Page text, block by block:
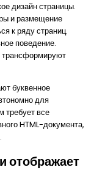
дизайн страницы.
и размещение
к ряду страниц.
поведение.
трансформируют
буквенное
для
требует все
HTML-документа,
отображает